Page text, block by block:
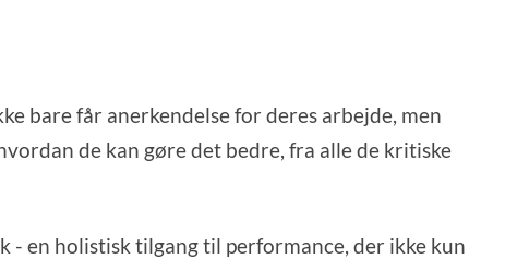
bare får anerkendelse for deres arbejde, men
de kan gøre det bedre, fra alle de kritiske
- en holistisk tilgang til performance, der ikke kun